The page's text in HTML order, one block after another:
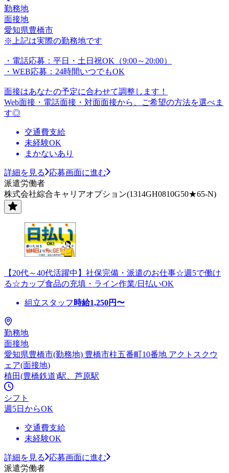
勤務地
面接地
愛知県豊橋市
※上記は実際の勤務地です
・電話応募：平日・土日祝OK（9:00～20:00）
・WEB応募：24時間いつでもOK
面接はあなたの予定に合わせて調整します！
Web面接・電話面接・対面面接から、ご希望の方法を選べま
す◎
交通費支給
未経験OK
まかないあり
詳細を見る
応募画面に進む
派遣労働者
株式会社綜合キャリアオプション(1314GH0810G50★65-N)
【20代～40代活躍中】社保完備・派遣のお仕事☆週5で働け
る☆カップ食品の充填・ライン作業/日払いOK
組立スタッフ 時給1,250円〜
勤務地
面接地
愛知県豊橋市(勤務地) 豊橋市柱五番町10番地 アクトスクウ
ェア(面接地)
植田(豊橋鉄道)駅、芦原駅
シフト
週5日からOK
交通費支給
未経験OK
詳細を見る
応募画面に進む
派遣労働者